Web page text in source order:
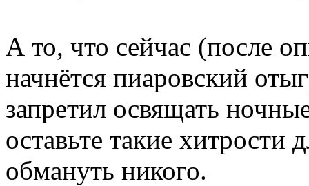
А то, что сейчас (после
начнётся пиаровский
запретил освящать
оставьте такие хитрости
обмануть никого.